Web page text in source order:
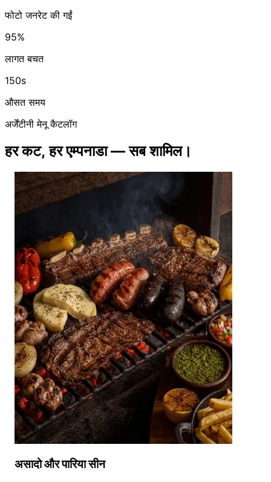
फोटो जनरेट की गईं
95%
लागत बचत
150s
औसत समय
अर्जेंटीनी मेनू कैटलॉग
हर कट, हर एम्पनाडा — सब शामिल।
असादो और पारिया सीन